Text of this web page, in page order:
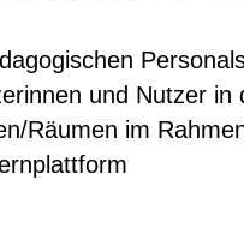
und Nut­zer
Räu­men im